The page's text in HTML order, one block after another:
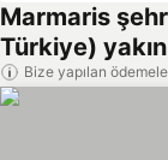
Marmaris
Türkiye)
Bize yapılan